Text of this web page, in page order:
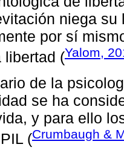
niega
por sí
libertad (Yalom,
de la
se ha
y para ello
(Crumbaugh &